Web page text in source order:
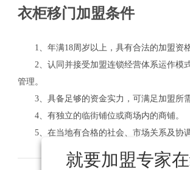
就要加盟专家
衣柜移门加盟条件
1、年满18周岁以上，具有合法的加盟资格
2、认同并接受加盟连锁经营体系运作模
管理。
3、具备足够的资金实力，可满足加盟所需
4、有独立的临街铺位或商场内的商铺。
5、在当地有合格的社会、市场关系及协